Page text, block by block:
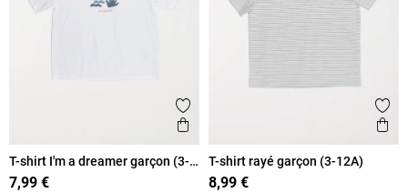
Ajouter aux favoris
Aperçu rapide
T-shirt I'm a dreamer garçon (3-
12A)
7,99 €
T-shirt rayé garçon (3-12A)
8,99 €